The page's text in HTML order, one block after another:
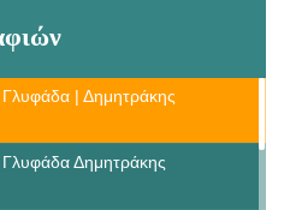
Γλυφάδα | Δημητράκης
Γλυφάδα Δημητράκης